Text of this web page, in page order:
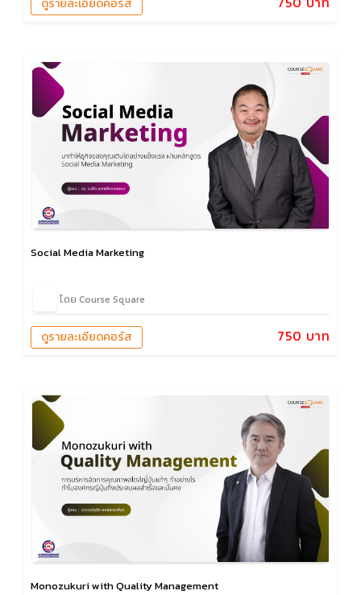
Social Media Marketing
โดย Course Square
750 บาท
ดูรายละเอียดคอร์ส
Monozukuri with Quality Management